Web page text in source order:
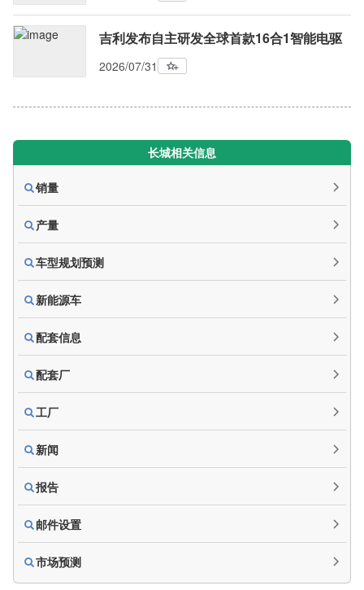
吉利发布自主研发全球首款16合1智能电驱
2026/07/31
长城相关信息
销量
产量
车型规划预测
新能源车
配套信息
配套厂
工厂
新闻
报告
邮件设置
市场预测